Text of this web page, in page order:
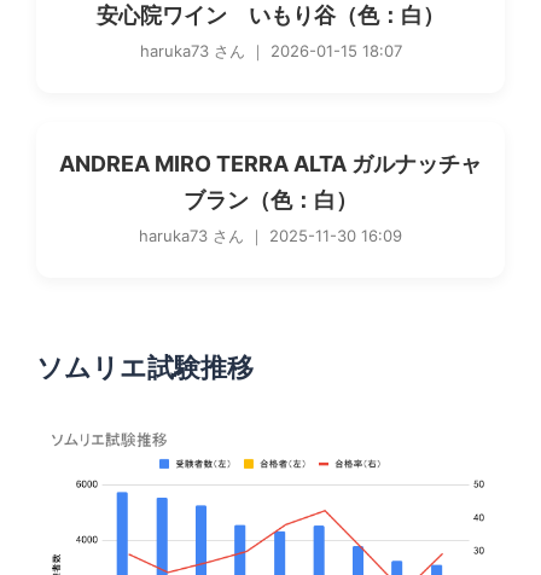
安心院ワイン いもり谷（色：白）
haruka73 さん ｜ 2026-01-15 18:07
ANDREA MIRO TERRA ALTA ガルナッチャ
ブラン（色：白）
haruka73 さん ｜ 2025-11-30 16:09
ソムリエ試験推移